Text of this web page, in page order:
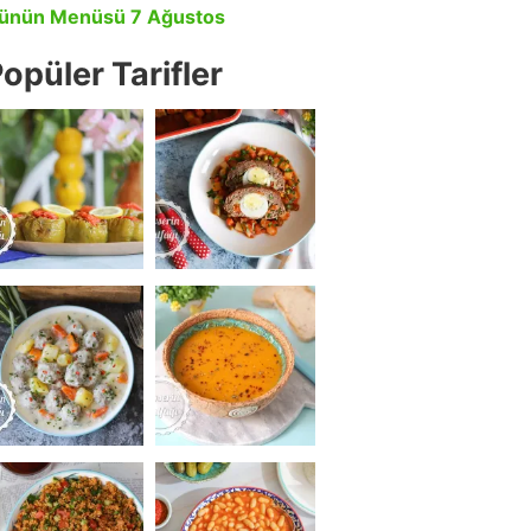
Menüsü 7 Ağustos
Tarifler